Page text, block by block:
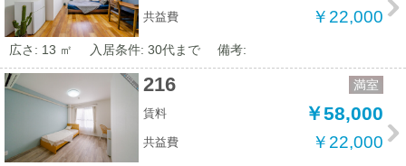
共益費 ￥22,000
広さ: 13 ㎡ 入居条件: 30代まで 備考:
216 満室
賃料 ￥58,000
共益費 ￥22,000